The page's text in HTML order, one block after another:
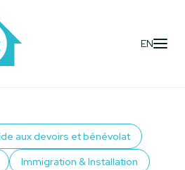
EN
aux devoirs et bénévolat
Immigration & Installation